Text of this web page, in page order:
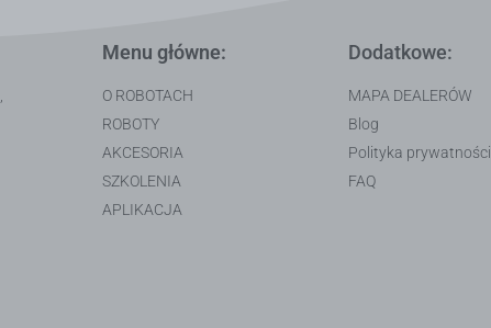
Menu główne:
O ROBOTACH
ROBOTY
AKCESORIA
SZKOLENIA
APLIKACJA
Dodatkowe:
MAPA DEALERÓW
Blog
Polityka prywatności
FAQ